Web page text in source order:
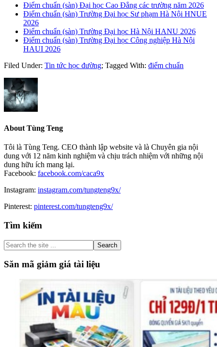
Điểm chuẩn (sàn) Đại học Cao Đẳng các trường năm 2026
Điểm chuẩn (sàn) Trường Đại học Sư phạm Hà Nội HNUE
2026
Điểm chuẩn (sàn) Trường Đại học Hà Nội HANU 2026
Điểm chuẩn (sàn) Trường Đại học Công nghiệp Hà Nội
HAUI 2026
Filed Under: Tin tức học đường; Tagged With: điểm chuẩn
About Tùng Teng
Tôi là Tùng Teng. CEO thành lập website và là Chuyên gia nội
dung với 12 năm kinh nghiệm và chịu trách nhiệm với những nội
dung hữu ích mang lại.
Facebook: facebook.com/caca9x
Instagram: instagram.com/tungteng9x/
Pinterest: pinterest.com/tungteng9x/
Primary
Sidebar
Tìm kiếm
Search
the
site
...
Săn mã giảm giá tài liệu